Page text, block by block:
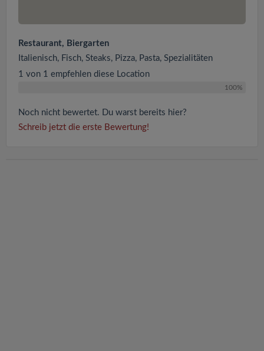
Restaurant, Biergarten
Italienisch, Fisch, Steaks, Pizza, Pasta, Spezialitäten
1 von 1 empfehlen diese Location
100%
Noch nicht bewertet. Du warst bereits hier?
Schreib jetzt die erste Bewertung!